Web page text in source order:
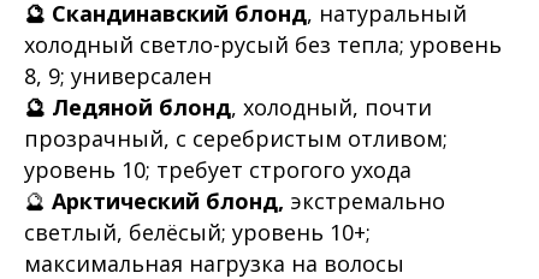
🔮 Скандинавский блонд, натуральный
холодный светло-русый без тепла; уровень
8, 9; универсален
🔮 Ледяной блонд, холодный, почти
прозрачный, с серебристым отливом;
уровень 10; требует строгого ухода
🔮 Арктический блонд, экстремально
светлый, белёсый; уровень 10+;
максимальная нагрузка на волосы